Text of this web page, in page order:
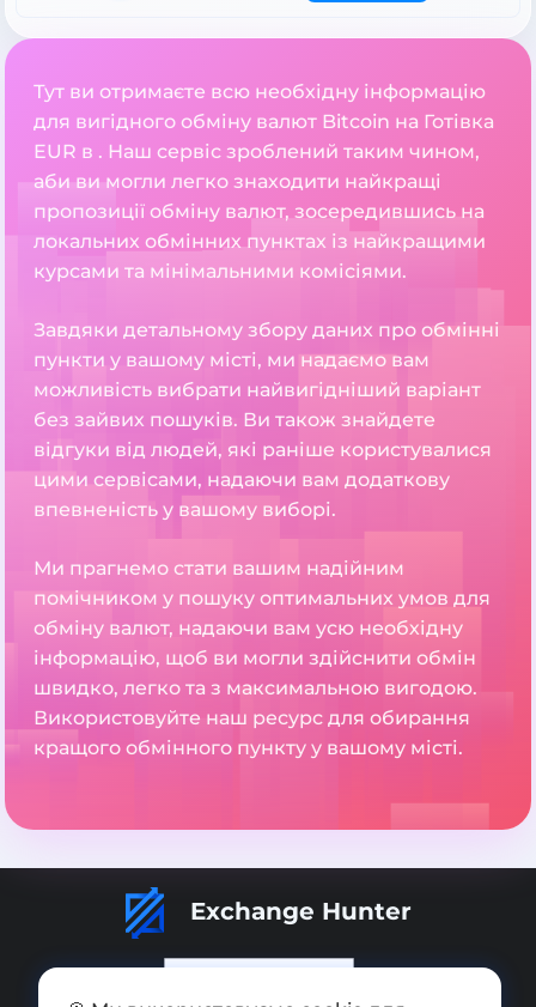
Тут ви отримаєте всю необхідну інформацію
для вигідного обміну валют Bitcoin на Готівка
EUR в . Наш сервіс зроблений таким чином,
аби ви могли легко знаходити найкращі
пропозиції обміну валют, зосередившись на
локальних обмінних пунктах із найкращими
курсами та мінімальними комісіями.
Завдяки детальному збору даних про обмінні
пункти у вашому місті, ми надаємо вам
можливість вибрати найвигідніший варіант
без зайвих пошуків. Ви також знайдете
відгуки від людей, які раніше користувалися
цими сервісами, надаючи вам додаткову
впевненість у вашому виборі.
Ми прагнемо стати вашим надійним
помічником у пошуку оптимальних умов для
обміну валют, надаючи вам усю необхідну
інформацію, щоб ви могли здійснити обмін
швидко, легко та з максимальною вигодою.
Використовуйте наш ресурс для обирання
кращого обмінного пункту у вашому місті.
Exchange Hunter